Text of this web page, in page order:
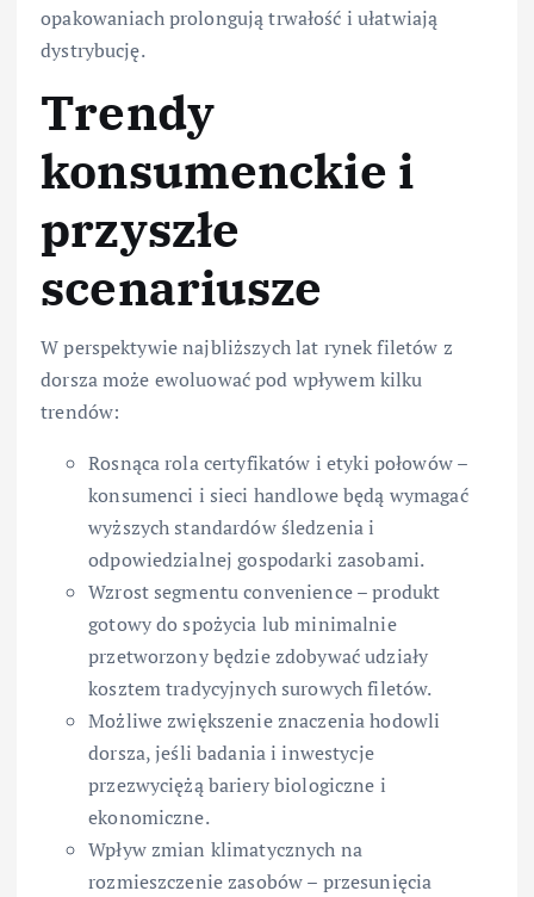
opakowaniach prolongują trwałość i ułatwiają
dystrybucję.
Trendy
konsumenckie i
przyszłe
scenariusze
W perspektywie najbliższych lat rynek filetów z
dorsza może ewoluować pod wpływem kilku
trendów:
Rosnąca rola certyfikatów i etyki połowów –
konsumenci i sieci handlowe będą wymagać
wyższych standardów śledzenia i
odpowiedzialnej gospodarki zasobami.
Wzrost segmentu convenience – produkt
gotowy do spożycia lub minimalnie
przetworzony będzie zdobywać udziały
kosztem tradycyjnych surowych filetów.
Możliwe zwiększenie znaczenia hodowli
dorsza, jeśli badania i inwestycje
przezwyciężą bariery biologiczne i
ekonomiczne.
Wpływ zmian klimatycznych na
rozmieszczenie zasobów – przesunięcia